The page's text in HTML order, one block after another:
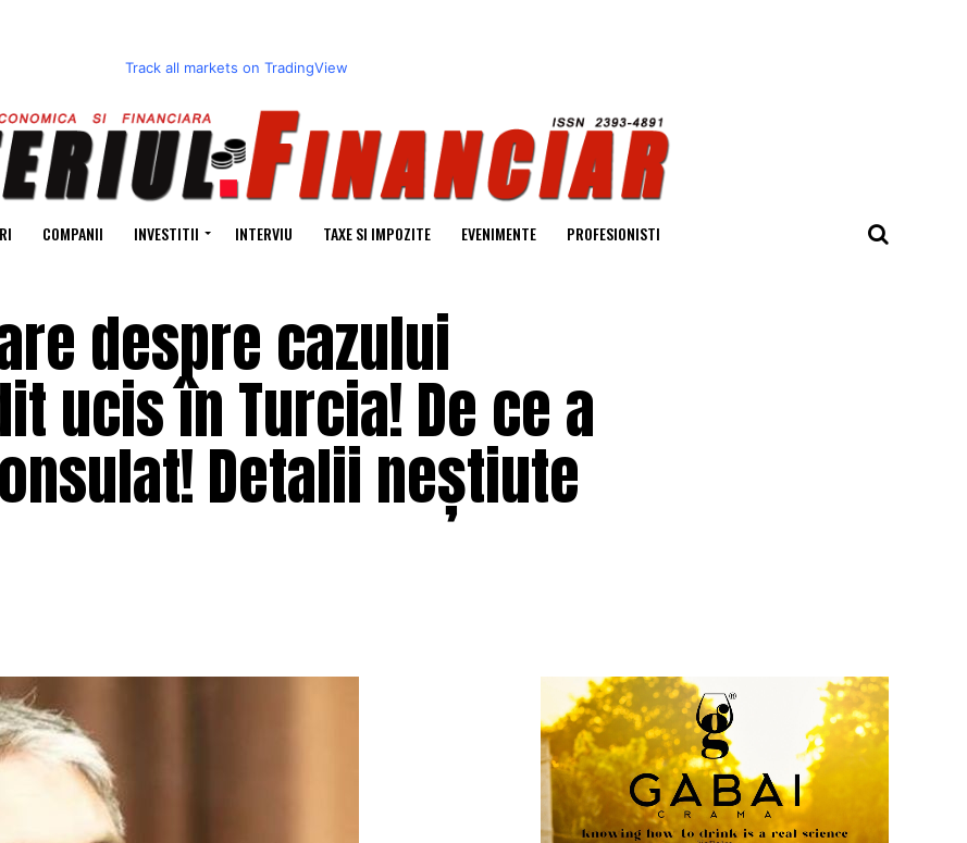
Track all markets on TradingView
COMPANII INVESTITII INTERVIU TAXE SI IMPOZITE EVENIMENTE PROFESIONISTI
despre cazului
ucis în Turcia! De ce a
Detalii neștiute